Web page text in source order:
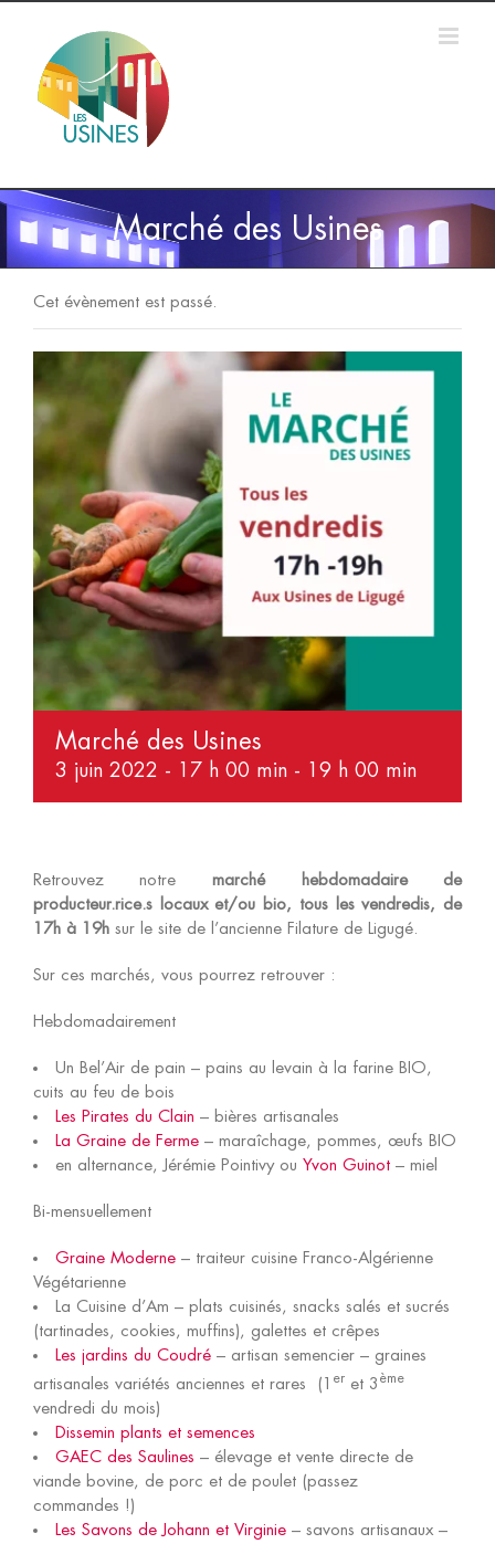
contenu
Marché des Usines
Cet évènement est passé.
Marché des Usines
3 juin 2022 - 17 h 00 min - 19 h 00 min
Retrouvez notre marché hebdomadaire de
producteur.rice.s locaux et/ou bio, tous les vendredis, de
17h à 19hsur le site de l’ancienne Filature de Ligugé.
Sur ces marchés, vous pourrez retrouver :
Hebdomadairement
Un Bel’Air de pain – pains au levain à la farine BIO,
cuits au feu de bois
Les Pirates du Clain – bières artisanales
La Graine de Ferme– maraîchage, pommes, œufs BIO
en alternance, Jérémie Pointivy ou Yvon Guinot– miel
Bi-mensuellement
Graine Moderne– traiteur cuisine Franco-Algérienne
Végétarienne
La Cuisine d’Am – plats cuisinés, snacks salés et sucrés
(tartinades, cookies, muffins), galettes et crêpes
Les jardins du Coudré– artisan semencier – graines
artisanales variétés anciennes et rares (1
er et 3 ème
vendredi du mois)
Dissemin plants et semences
GAEC des Saulines – élevage et vente directe de
viande bovine, de porc et de poulet (passez
commandes !)
Les Savons de Johann et Virginie– savons artisanaux –